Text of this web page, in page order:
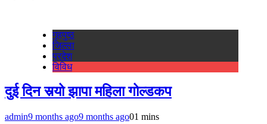
गृहपुष्‍ठ
जिल्ला
प्रदेश
विविध
दुई दिन सर्‍यो झापा महिला गोल्डकप
admin9 months ago9 months ago01 mins